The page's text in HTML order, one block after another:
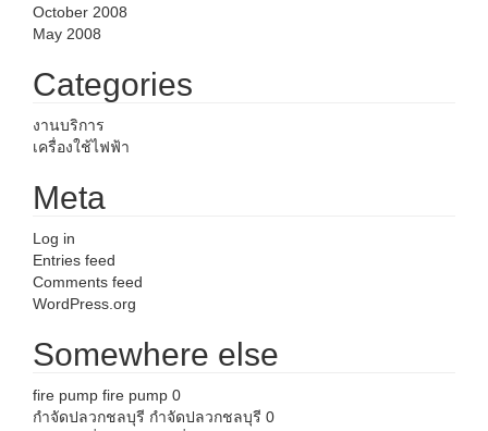
October 2008
May 2008
Categories
งานบริการ
เครื่องใช้ไฟฟ้า
Meta
Log in
Entries feed
Comments feed
WordPress.org
Somewhere else
fire pump fire pump 0
กำจัดปลวกชลบุรี กำจัดปลวกชลบุรี 0